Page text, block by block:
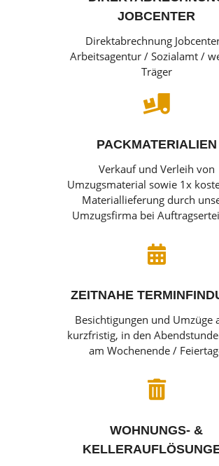
JOBCENTER
Direktabrechnung
Arbeitsagentur / Sozialamt /
Träger

PACKMATERIALIEN
Verkauf und Verleih von
Umzugsmaterial sowie 1x
Materiallieferung durch
Umzugsfirma bei

ZEITNAHE
Besichtigungen und Umzüge
kurzfristig, in den
am Wochenende /

WOHNUNGS- &